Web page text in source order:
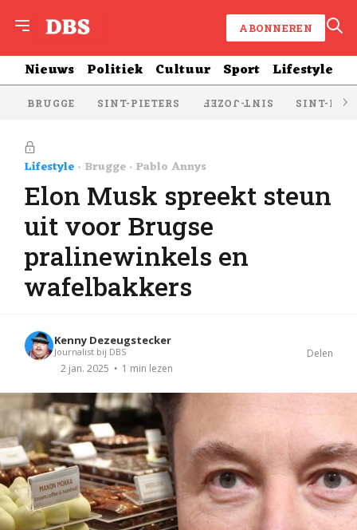
ABONNEREN
Nieuws Politiek Cultuur Sport Lifestyle
BRUGGE SINT-PIETERS SINT-JOZEF SINT-
Lifestyle Brugge Pablo Annys
Elon Musk spreekt steun
uit voor Brugse
pralinewinkels en
wafelbakkers
Kenny Dezeugstecker
Journalist bij DBS
2 jan. 2025 1 min lezen
Delen